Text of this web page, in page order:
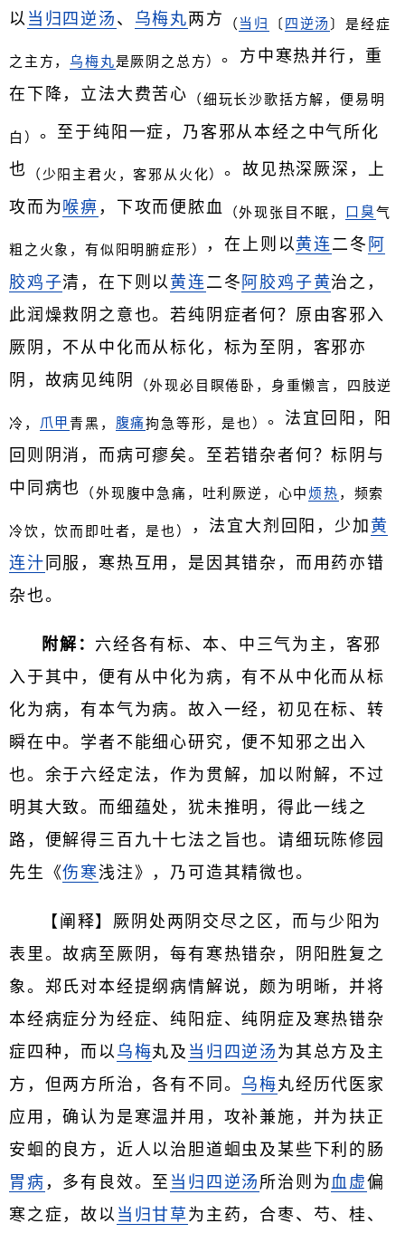
以 当归四逆汤 、 乌梅丸两方 （ 当归 〔四逆汤〕是经症
之主方，乌梅丸是厥阴之总方）。方中寒热并行，重
在下降，立法大费苦心 （细玩长沙歌括方解，便易明
白） 。至于纯阳一症，乃客邪从本经之中气所化
也 （少阳主君火，客邪从火化）。故见热深厥深，上
攻而为喉痹 ，下攻而便脓血 （外现张目不眠， 口臭气
粗之火象，有似阳明腑症形） ，在上则以黄连二冬 阿
胶 鸡子清，在下则以 黄连 二冬 阿胶 鸡子黄治之，
此润燥救阴之意也。若纯阴症者何？原由客邪入
厥阴，不从中化而从标化，标为至阴，客邪亦
阴，故病见纯阴
（外现必目瞑倦卧，身重懒言，四肢逆
冷， 爪甲青黑， 腹痛拘急等形，是也） 。法宜回阳，阳
回则阴消，而病可瘳矣。至若错杂者何？标阴与
中同病也
（外现腹中急痛，吐利厥逆，心中烦热 ，频索
冷饮，饮而即吐者，是也） ，法宜大剂回阳，少加 黄
连汁 同服，寒热互用，是因其错杂，而用药亦错
杂也。
附解： 六经各有标、本、中三气为主，客邪
入于其中，便有从中化为病，有不从中化而从标
化为病，有本气为病。故入一经，初见在标、转
瞬在中。学者不能细心研究，便不知邪之出入
也。余于六经定法，作为贯解，加以附解，不过
明其大致。而细蕴处，犹未推明，得此一线之
路，便解得三百九十七法之旨也。请细玩陈修园
先生《伤寒浅注》，乃可造其精微也。
【阐释】厥阴处两阴交尽之区，而与少阳为
表里。故病至厥阴，每有寒热错杂，阴阳胜复之
象。郑氏对本经提纲病情解说，颇为明晰，并将
本经病症分为经症、纯阳症、纯阴症及寒热错杂
症四种，而以乌梅丸及 当归四逆汤 为其总方及主
方，但两方所治，各有不同。 乌梅丸经历代医家
应用，确认为是寒温并用，攻补兼施，并为扶正
安蛔的良方，近人以治胆道蛔虫及某些下利的肠
胃病 ，多有良效。至 当归 四逆汤 所治则为血虚偏
寒之症，故以 当归甘草 为主药，合枣、芍、桂、